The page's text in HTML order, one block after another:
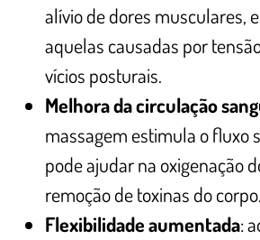
alívio de dores musculares,
aquelas causadas por
vícios posturais.
Melhora da circulação
massagem estimula o fluxo
pode ajudar na oxigenação
remoção de toxinas do corpo.
Flexibilidade aumentada: